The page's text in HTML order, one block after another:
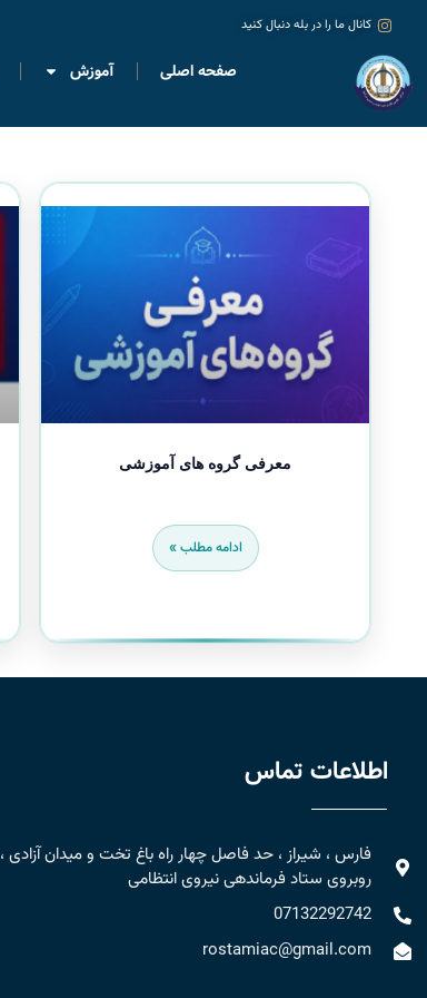
کانال ما را در بله دنبال کنید
صفحه اصلی آموزش
معرفی گروه های آموزشی
ادامه مطلب »
اطلاعات تماس
فارس ، شیراز ، حد فاصل چهار راه باغ تخت و میدان آزادی ،
روبروی ستاد فرماندهی نیروی انتظامی
07132292742
rostamiac@gmail.com